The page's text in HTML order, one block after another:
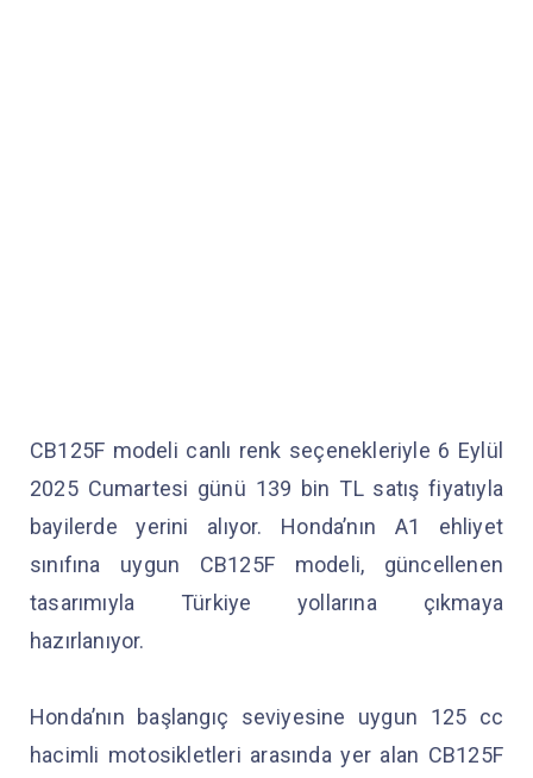
CB125F modeli canlı renk seçenekleriyle 6 Eylül
2025 Cumartesi günü 139 bin TL satış fiyatıyla
bayilerde yerini alıyor. Honda’nın A1 ehliyet
sınıfına uygun CB125F modeli, güncellenen
tasarımıyla Türkiye yollarına çıkmaya
hazırlanıyor.
Honda’nın başlangıç seviyesine uygun 125 cc
hacimli motosikletleri arasında yer alan CB125F